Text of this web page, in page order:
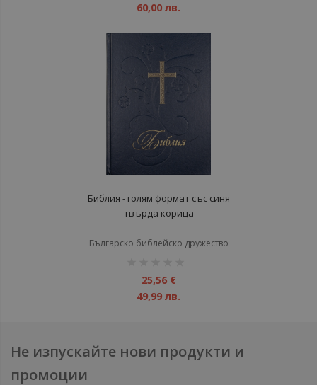
60,00 лв.
Библия - голям формат със синя
твърда корица
Българско библейско дружество
25,56 €
49,99 лв.
Не изпускайте нови продукти и
промоции